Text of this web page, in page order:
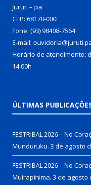
Juruti – pa
CEP: 68170-000
Fone: (93) 98408-7564
E-mail:
Horário de atendimento:
14:00h
ÚLTIMAS
FESTRIBAL 2026 – No
Munduruku. 3 de agosto
FESTRIBAL 2026 – No
Muirapinima. 3 de agosto